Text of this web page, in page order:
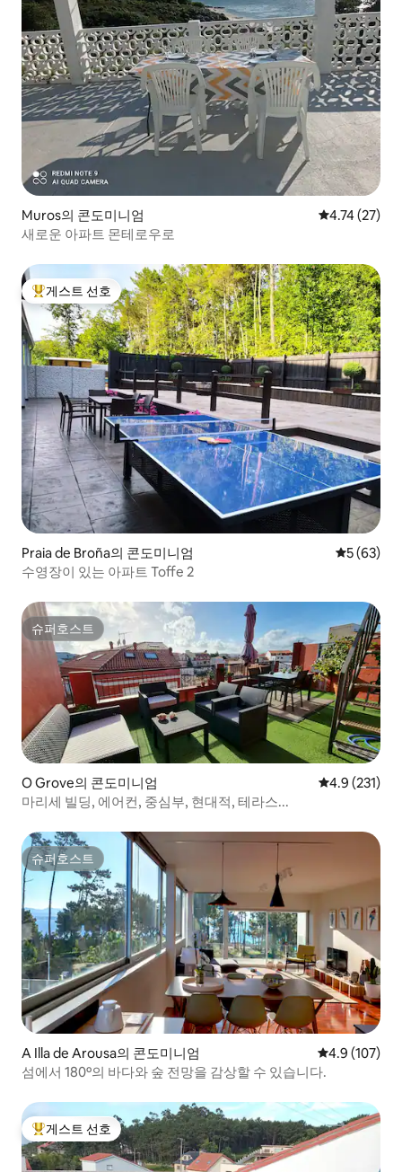
Muros의 콘도미니엄 평점 4.74점
4.74 (27)
새로운 아파트 몬테로우로
상위 게스트 선호
게스트 선호
Praia de Broña의 콘도미니엄 평점 5점(5
5 (63)
수영장이 있는 아파트 Toffe 2
슈퍼호스트
슈퍼호스트
O Grove의 콘도미니엄 평점 4.9점(5
4.9 (231)
마리세 빌딩, 에어컨, 중심부, 현대적, 테라스...
슈퍼호스트
슈퍼호스트
A Illa de Arousa의 콘도미니엄 평점 4.9점(5
4.9 (107)
섬에서 180º의 바다와 숲 전망을 감상할 수 있습니다.
상위 게스트 선호
게스트 선호